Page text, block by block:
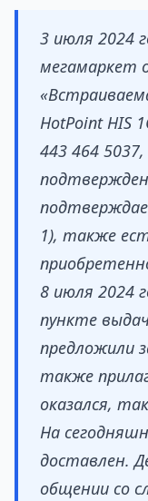
3 июля 2024
мегамаркет
HotPoint HIS
443 464
1), также
8 июля 2024
пункте
предложили
также
оказался,
На
доставлен.
общении со